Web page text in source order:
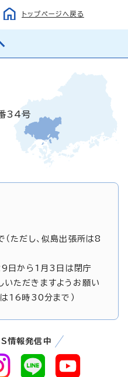
トップページへ戻る
34号
ただし、似島出張所は8
日から1月3日は閉庁
いただきますようお願い
は16時30分まで）
情報発信中